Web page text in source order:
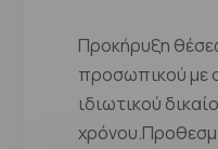
Προκήρυξη
προσωπικού με
ιδιωτικού